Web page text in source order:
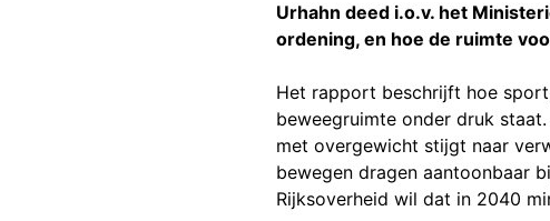
Urhahn deed i.o.v. het
ordening, en hoe de ruimte
Het rapport beschrijft hoe
beweegruimte onder druk
met overgewicht stijgt naar
bewegen dragen aantoonbaar
Rijksoverheid wil dat in 2040